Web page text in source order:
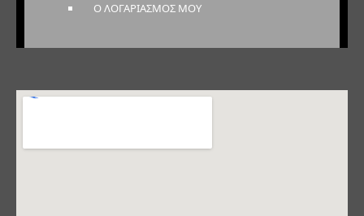
Ο ΛΟΓΑΡΙΑΣΜΟΣ ΜΟΥ